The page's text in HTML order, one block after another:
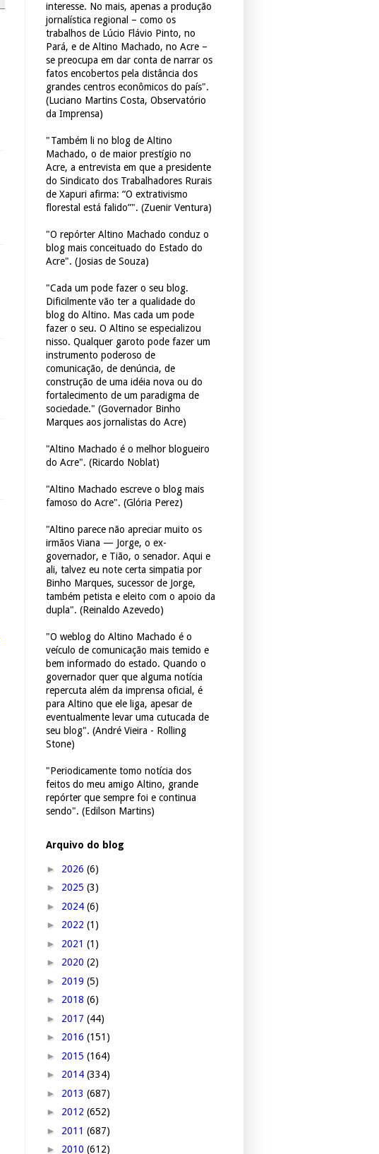
interesse. No mais, apenas a produção
jornalística regional – como os
trabalhos de Lúcio Flávio Pinto, no
Pará, e de Altino Machado, no Acre –
se preocupa em dar conta de narrar os
fatos encobertos pela distância dos
grandes centros econômicos do país".
(Luciano Martins Costa, Observatório
da Imprensa)
"Também li no blog de Altino
Machado, o de maior prestígio no
Acre, a entrevista em que a presidente
do Sindicato dos Trabalhadores Rurais
de Xapuri afirma: “O extrativismo
florestal está falido”". (Zuenir Ventura)
"O repórter Altino Machado conduz o
blog mais conceituado do Estado do
Acre". (Josias de Souza)
"Cada um pode fazer o seu blog.
Dificilmente vão ter a qualidade do
blog do Altino. Mas cada um pode
fazer o seu. O Altino se especializou
nisso. Qualquer garoto pode fazer um
instrumento poderoso de
comunicação, de denúncia, de
construção de uma idéia nova ou do
fortalecimento de um paradigma de
sociedade." (Governador Binho
Marques aos jornalistas do Acre)
"Altino Machado é o melhor blogueiro
do Acre". (Ricardo Noblat)
"Altino Machado escreve o blog mais
famoso do Acre". (Glória Perez)
"Altino parece não apreciar muito os
irmãos Viana — Jorge, o ex-
governador, e Tião, o senador. Aqui e
ali, talvez eu note certa simpatia por
Binho Marques, sucessor de Jorge,
também petista e eleito com o apoio da
dupla". (Reinaldo Azevedo)
"O weblog do Altino Machado é o
veículo de comunicação mais temido e
bem informado do estado. Quando o
governador quer que alguma notícia
repercuta além da imprensa oficial, é
para Altino que ele liga, apesar de
eventualmente levar uma cutucada de
seu blog". (André Vieira - Rolling
Stone)
"Periodicamente tomo notícia dos
feitos do meu amigo Altino, grande
repórter que sempre foi e continua
sendo". (Edilson Martins)
Arquivo do blog
► 2026 (6)
► 2025 (3)
► 2024 (6)
► 2022 (1)
► 2021 (1)
► 2020 (2)
► 2019 (5)
► 2018 (6)
► 2017 (44)
► 2016 (151)
► 2015 (164)
► 2014 (334)
► 2013 (687)
► 2012 (652)
► 2011 (687)
► 2010 (612)